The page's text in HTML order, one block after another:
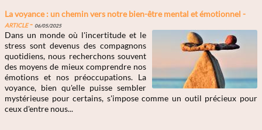
La voyance : un chemin vers notre bien-être mental et émotionnel -
Article- 06/05/2025
Dans un monde où l'incertitude et le
stress sont devenus des compagnons
quotidiens, nous recherchons souvent
des moyens de mieux comprendre nos
émotions et nos préoccupations. La
voyance, bien qu'elle puisse sembler
mystérieuse pour certains, s'impose comme un outil précieux pour
ceux d'entre nous...